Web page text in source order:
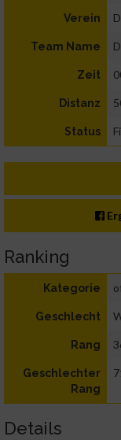
Verein
Team Name
Zeit
Distanz
Status
Ranking
Kategorie
Geschlecht
Rang
Geschlechter
Rang
Details